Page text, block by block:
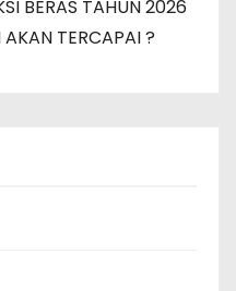
BERAS TAHUN 2026
TERCAPAI ?